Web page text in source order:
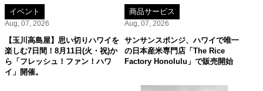
イベント
Aug, 07, 2026
【玉川高島屋】思い切りハワイを
楽しむ7日間！8月11日(火・祝)か
ら「フレッシュ！ファン！ハワ
イ」開催。
商品サービス
Aug, 07, 2026
サンサンスポンジ、ハワイで唯一
の日本産米専門店「The Rice
Factory Honolulu」で販売開始